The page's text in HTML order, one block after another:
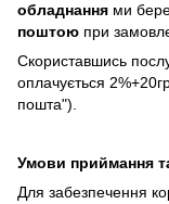
обладнання ми
поштою при
Скориставшись
оплачується
пошта").
Умови приймання
Для забезпечення